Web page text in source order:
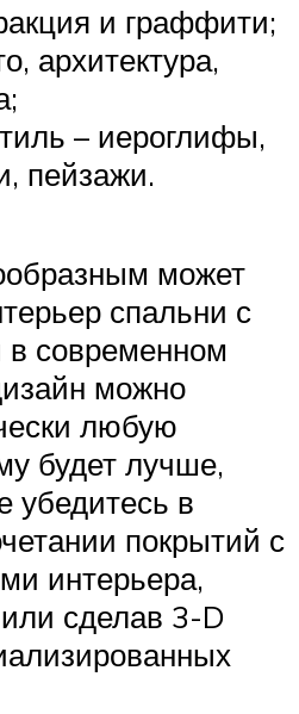
и граффити;
архитектура,
– иероглифы,
пейзажи.
может
спальни с
современном
можно
любую
будет лучше,
убедитесь в
покрытий с
интерьера,
сделав 3-D